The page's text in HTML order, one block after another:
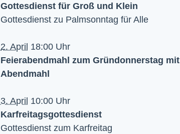
Gottesdienst für Groß und Klein
Gottesdienst zu Palmsonntag für Alle
2. April 18:00 Uhr
Feierabendmahl zum Gründonnerstag mit
Abendmahl
3. April 10:00 Uhr
Karfreitagsgottesdienst
Gottesdienst zum Karfreitag